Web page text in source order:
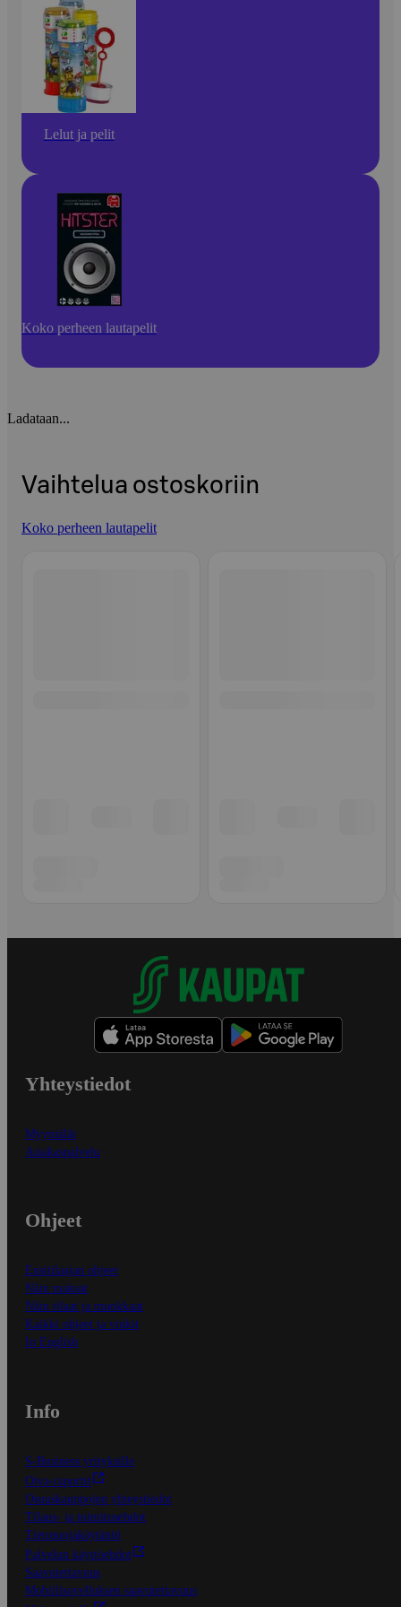
Lelut ja pelit
Koko perheen lautapelit
Ladataan...
Vaihtelua ostoskoriin
Koko perheen lautapelit
Yhteystiedot
Myymälät
Asiakaspalvelu
Ohjeet
Ensitilaajan ohjeet
Näin maksat
Näin tilaat ja muokkaat
Kaikki ohjeet ja vinkit
In English
Info
S-Business yrityksille
Oiva-raportit
Osuuskauppojen yhteystiedot
Tilaus- ja toimitusehdot
Tietosuojakäytäntö
Palvelun käyttöehdot
Saavutettavuus
Mobiilisovelluksen saavutettavuus